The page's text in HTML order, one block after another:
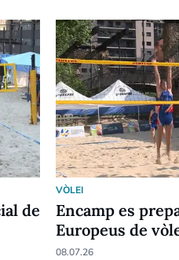
de
VÒLEI
Encamp es
Europeus de
08.07.26